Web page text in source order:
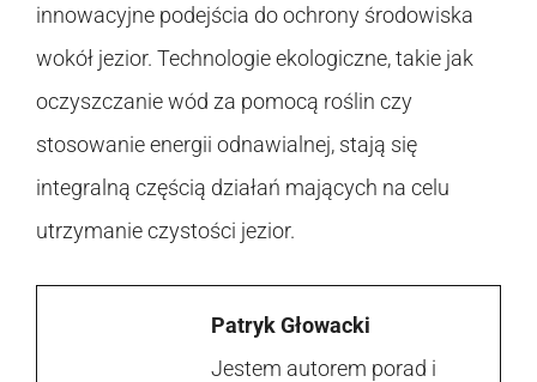
innowacyjne podejścia do ochrony środowiska
wokół jezior. Technologie ekologiczne, takie jak
oczyszczanie wód za pomocą roślin czy
stosowanie energii odnawialnej, stają się
integralną częścią działań mających na celu
utrzymanie czystości jezior.
Patryk Głowacki
Jestem autorem porad i